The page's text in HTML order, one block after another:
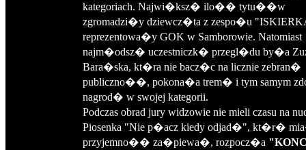
kategoriach. Najwi�ksz� ilo�� tytu��w
zgromadzi�y dziewcz�ta z zespo�u
reprezentowa�y GOK w Samborowie. Natomiast
najm�odsz� uczestniczk� przegl�du by�a
Bara�ska, kt�ra nie bacz�c na licznie zebran�
publiczno��, pokona�a trem� i tym samym
nagrod� w swojej kategorii.
Podczas obrad jury widzowie nie mieli czasu na
Piosenka "Nie p�acz kiedy odjad�", kt�r�
przyjemno�� za�piewa�, rozpocz�a